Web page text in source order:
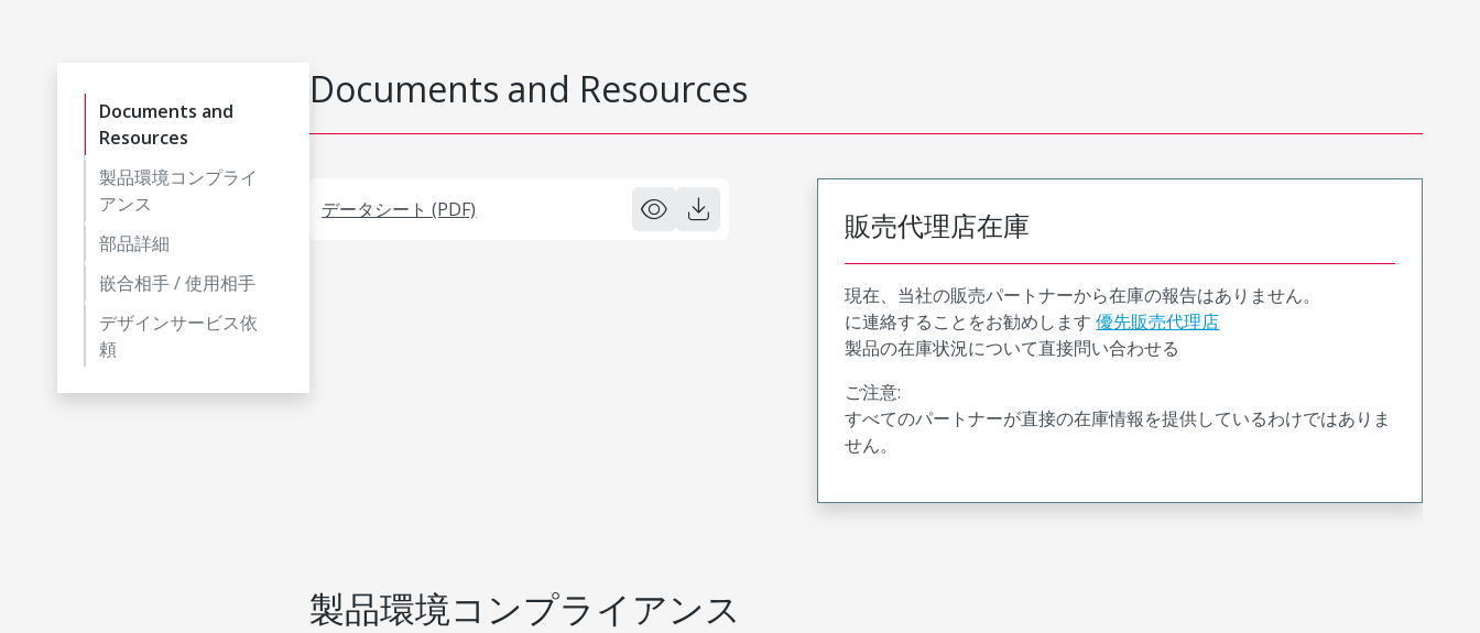
Documents and
Resources
製品環境コンプライ
アンス
部品詳細
嵌合相手 / 使用相手
デザインサービス依
頼
Documents and Resources
データシート (PDF) 販売代理店在庫
現在、当社の販売パートナーから在庫の報告はありません。
に連絡することをお勧めします 優先販売代理店
製品の在庫状況について直接問い合わせる
ご注意:
すべてのパートナーが直接の在庫情報を提供しているわけではありま
せん。
製品環境コンプライアンス